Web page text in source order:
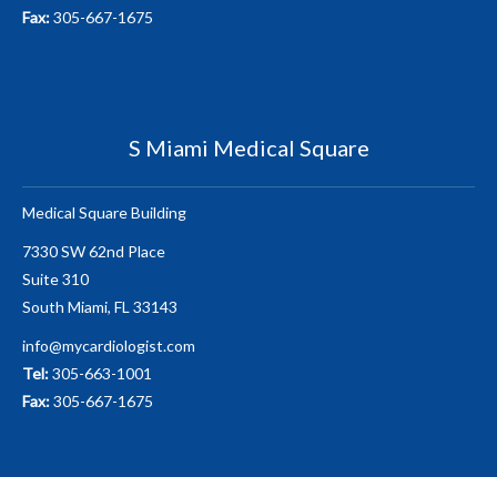
Fax:305-667-1675
S Miami Medical Square
Medical Square Building
7330 SW 62nd Place
Suite 310
South Miami, FL 33143
info@mycardiologist.com
Tel:305-663-1001
Fax:305-667-1675